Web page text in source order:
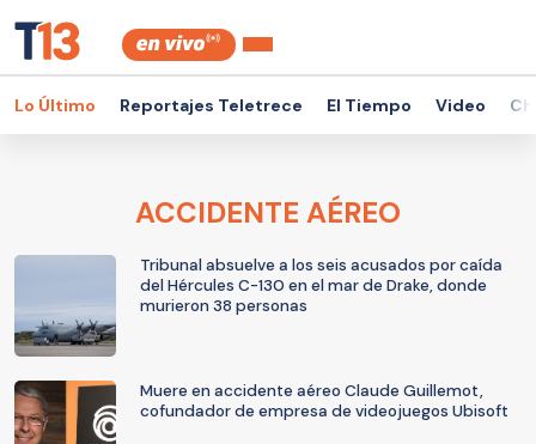
Lo Último Reportajes Teletrece El Tiempo Video
ACCIDENTE AÉREO
Tribunal absuelve a los seis acusados por caída
del Hércules C-130 en el mar de Drake, donde
murieron 38 personas
Muere en accidente aéreo Claude Guillemot,
cofundador de empresa de videojuegos Ubisoft